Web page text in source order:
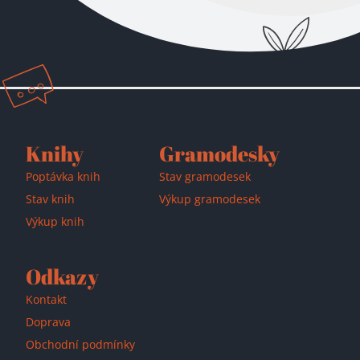
Přidáno do košíku!
Knihy
Poptávka knih
Stav knih
Výkup knih
Gramodesky
Stav gramodesek
Výkup gramodesek
Odkazy
Kontakt
Doprava
Obchodní podmínky